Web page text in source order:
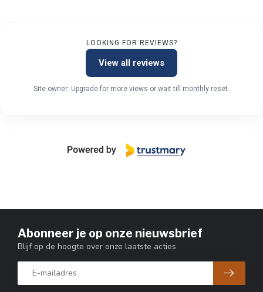
LOOKING FOR REVIEWS?
View all reviews
Site owner: Upgrade for more views or wait till monthly reset.
Abonneer je op onze nieuwsbrief
Blijf op de hoogte over onze laatste acties